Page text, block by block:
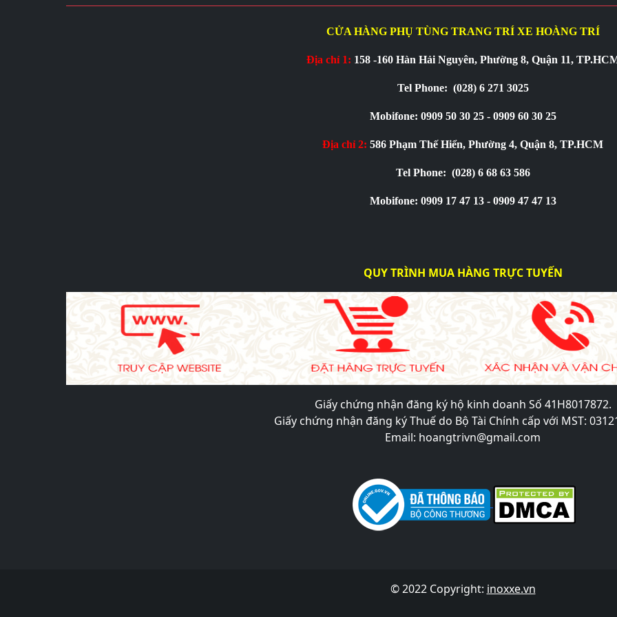
CỬA HÀNG PHỤ TÙNG TRANG TRÍ XE HOÀNG TRÍ
Địa chỉ 1: 158 -160 Hàn Hải Nguyên, Phường 8, Quận 11,
Tel Phone: (028) 6 271 3025
Mobifone: 0909 50 30 25 - 0909 60 30 25
Địa chỉ 2: 586 Phạm Thế Hiển, Phường 4, Quận 8, TP.HCM
Tel Phone: (028) 6 68 63 586
Mobifone: 0909 17 47 13 - 0909 47 47 13
QUY TRÌNH MUA HÀNG TRỰC TUYẾN
Giấy chứng nhận đăng ký hộ kinh doanh Số 41H8017872.
Giấy chứng nhận đăng ký Thuế do Bộ Tài Chính cấp với MST:
Email: hoangtrivn@gmail.com
© 2022 Copyright: inoxxe.vn